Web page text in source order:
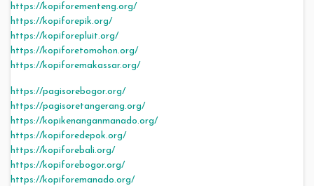
https://kopiforementeng.org/
https://kopiforepik.org/
https://kopiforepluit.org/
https://kopiforetomohon.org/
https://kopiforemakassar.org/
https://pagisorebogor.org/
https://pagisoretangerang.org/
https://kopikenanganmanado.org/
https://kopiforedepok.org/
https://kopiforebali.org/
https://kopiforebogor.org/
https://kopiforemanado.org/